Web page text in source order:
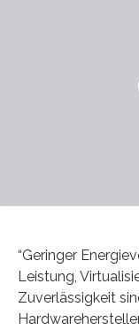
“Geringer
Leistung,
Zuverlässigkeit